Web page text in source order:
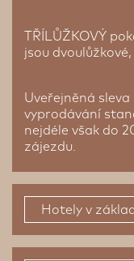
TŘÍLŮŽKOVÝ
jsou
Uveřejněná
vyprodávání
nejdéle však do
zájezdu.
Hotely v